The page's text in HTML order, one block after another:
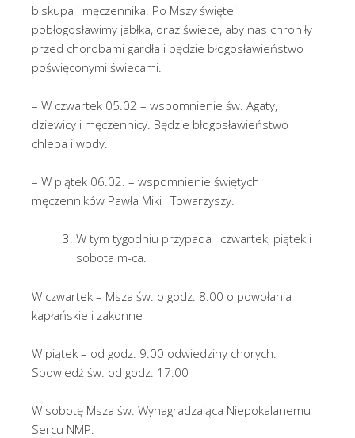
biskupa i męczennika. Po Mszy świętej
pobłogosławimy jabłka, oraz świece, aby nas chroniły
przed chorobami gardła i będzie błogosławieństwo
poświęconymi świecami.
– W czwartek 05.02 – wspomnienie św. Agaty,
dziewicy i męczennicy. Będzie błogosławieństwo
chleba i wody.
– W piątek 06.02. – wspomnienie świętych
męczenników Pawła Miki i Towarzyszy.
W tym tygodniu przypada I czwartek, piątek i
sobota m-ca.
W czwartek – Msza św. o godz. 8.00 o powołania
kapłańskie i zakonne
W piątek – od godz. 9.00 odwiedziny chorych.
Spowiedź św. od godz. 17.00
W sobotę Msza św. Wynagradzająca Niepokalanemu
Sercu NMP.